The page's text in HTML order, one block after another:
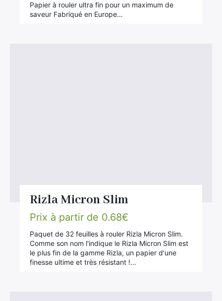
Papier à rouler ultra fin pour un maximum de
saveur Fabriqué en Europe…
Rizla Micron Slim
Prix à partir de 0.68€
Paquet de 32 feuilles à rouler Rizla Micron Slim.
Comme son nom l'indique le Rizla Micron Slim est
le plus fin de la gamme Rizla, un papier d'une
finesse ultime et très résistant !…